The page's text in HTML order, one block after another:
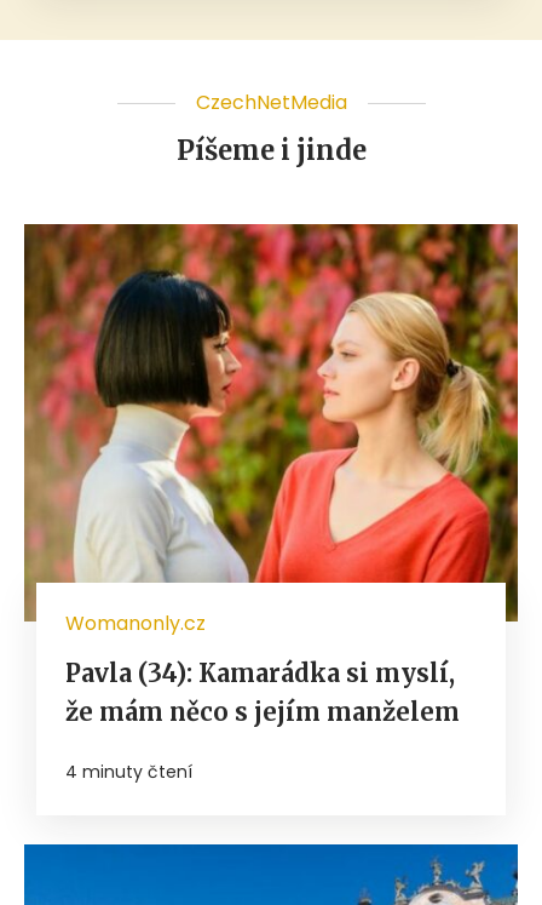
CzechNetMedia
Píšeme i jinde
Womanonly.cz
Pavla (34): Kamarádka si myslí,
že mám něco s jejím manželem
4 minuty čtení